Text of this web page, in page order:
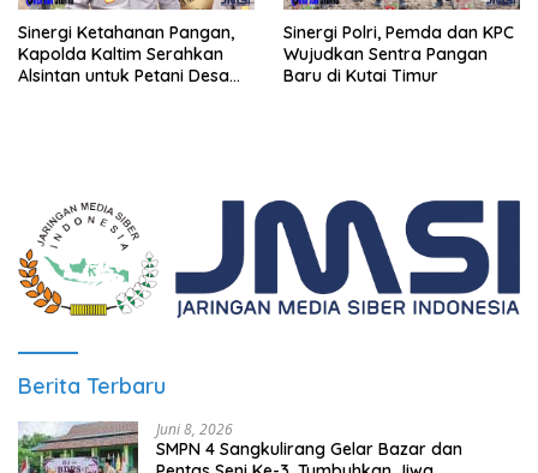
Sinergi Ketahanan Pangan,
Kapolda Kaltim Serahkan
Alsintan untuk Petani Desa
Sinergi Polri, Pemda dan KPC
Wujudkan Sentra Pangan
Baru di Kutai Timur
Berita Terbaru
Juni 8, 2026
SMPN 4 Sangkulirang Gelar Bazar dan